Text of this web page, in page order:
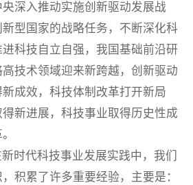
深入推动实施创新驱动发展战
型国家的战略任务，不断深化科
科技自立自强，我国基础前沿研
技术领域迎来新跨越，创新驱动
成效，科技体制改革打开新局
新进展，科技事业取得历史性成
时代科技事业发展实践中，我们
积累了许多重要经验，主要是：